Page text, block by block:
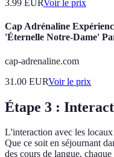
3.99 EURVoir le prix
Cap Adrénaline
'Éternelle Notre-Dame'
cap-adrenaline.com
31.00 EURVoir le prix
Étape 3 :
L'interaction avec les
Que ce soit en séjournant
des cours de langue,